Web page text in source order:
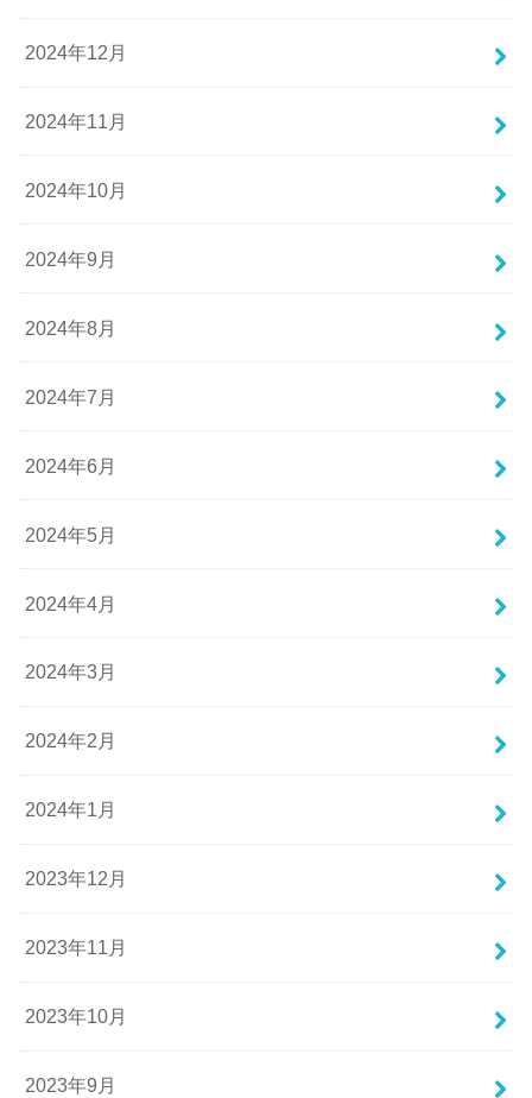
2024年12月
2024年11月
2024年10月
2024年9月
2024年8月
2024年7月
2024年6月
2024年5月
2024年4月
2024年3月
2024年2月
2024年1月
2023年12月
2023年11月
2023年10月
2023年9月